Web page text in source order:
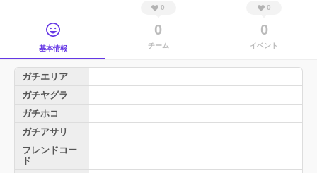
基本情報
0
0
チーム
0
0
イベント
ガチエリア
ガチヤグラ
ガチホコ
ガチアサリ
フレンドコー
ド